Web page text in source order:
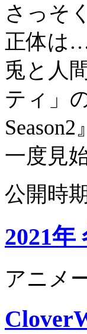
さっそ
正体は
兎と人
ティ」
Season2』
一度見
公開時期
2021年
アニメ